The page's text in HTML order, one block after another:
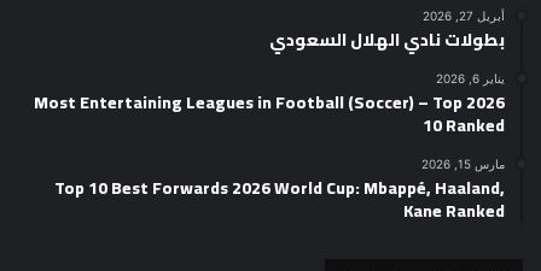
أبريل 27, 2026
بطولات نادي الهلال السعودي
يناير 6, 2026
2026 Most Entertaining Leagues in Football (Soccer) – Top
10 Ranked
مارس 15, 2026
Top 10 Best Forwards 2026 World Cup: Mbappé, Haaland,
Kane Ranked